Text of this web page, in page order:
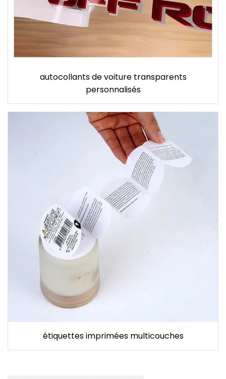
autocollants de voiture transparents
personnalisés
étiquettes imprimées multicouches